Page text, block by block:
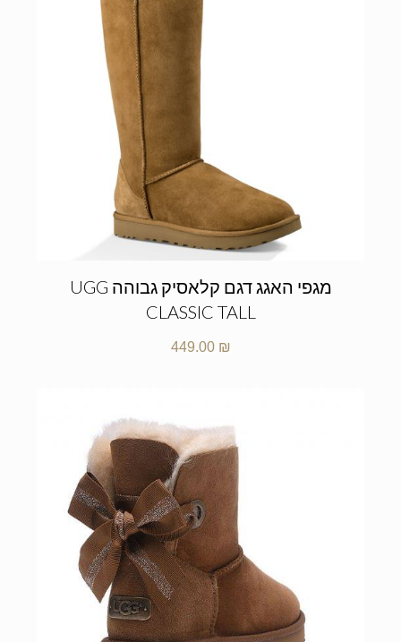
מגפי האגג דגם קלאסיק גבוהה UGG
CLASSIC TALL
449.00 ₪